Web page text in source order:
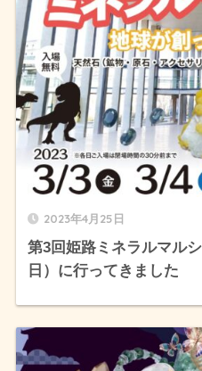
2023年4月25日
第3回姫路ミネラルマル
日）に行ってきました